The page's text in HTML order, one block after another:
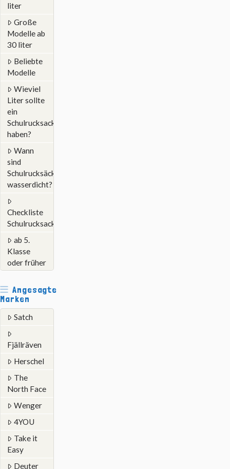
liter
Große
Modelle ab
30 liter
Beliebte
Modelle
Wieviel
Liter sollte
ein
Schulrucksack
haben?
Wann
sind
Schulrucksäcke
wasserdicht?
Checkliste
Schulrucksack
ab 5.
Klasse
oder früher
Angesagte
Marken
Satch
Fjällräven
Herschel
The
North Face
Wenger
4YOU
Take it
Easy
Deuter